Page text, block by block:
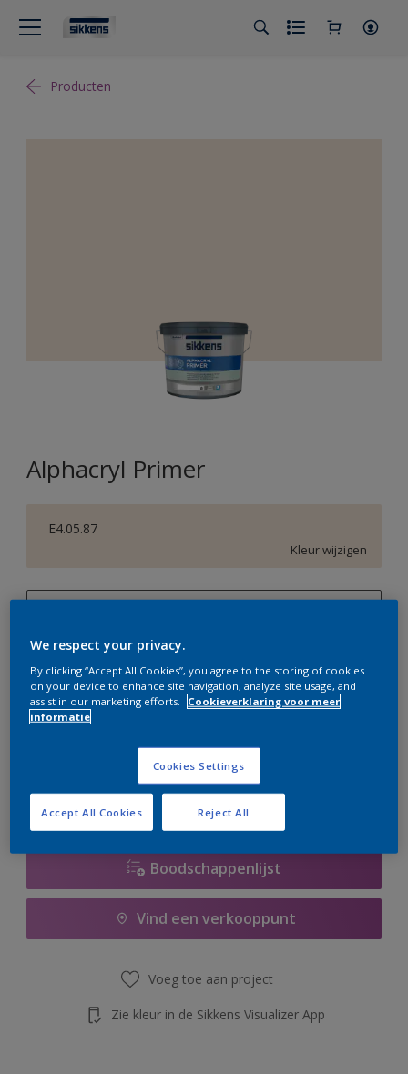
Producten
Alphacryl Primer
E4.05.87
Kleur wijzigen
1 L
2,5 L
5 L
Bereken
Op dit moment is het niet mogelijk dit product online
te bestellen. Bezoek je dichtstbijzijnde winkel of klik op
Boodschappenlijst
Vind een verkooppunt
Voeg toe aan project
Zie kleur in de Sikkens Visualizer App
We respect your privacy.
By clicking “Accept All Cookies”, you agree to the storing of cookies
on your device to enhance site navigation, analyze site usage, and
assist in our marketing efforts.
Cookieverklaring voor meer
informatie
Cookies Settings
Reject All
Accept All Cookies